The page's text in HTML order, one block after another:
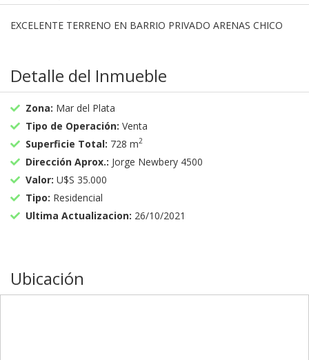
EXCELENTE TERRENO EN BARRIO PRIVADO ARENAS CHICO
Detalle del Inmueble
Zona: Mar del Plata
Tipo de Operación: Venta
Superficie Total: 728 m2
Dirección Aprox.: Jorge Newbery 4500
Valor: U$S 35.000
Tipo: Residencial
Ultima Actualizacion: 26/10/2021
Ubicación